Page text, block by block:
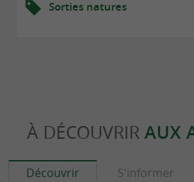
Sorties natures
À DÉCOUVRIR AUX
Découvrir S'informer